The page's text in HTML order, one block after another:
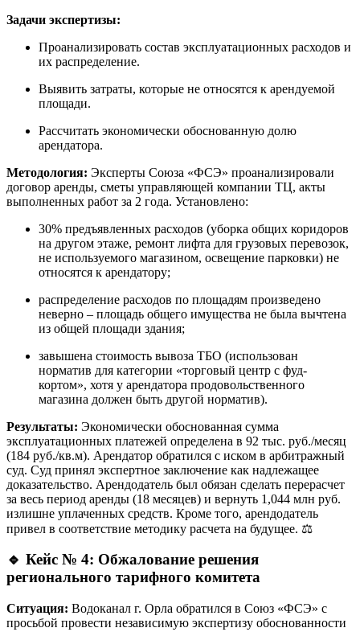
Задачи экспертизы:
Проанализировать состав эксплуатационных расходов и
их распределение.
Выявить затраты, которые не относятся к арендуемой
площади.
Рассчитать экономически обоснованную долю
арендатора.
Методология: Эксперты Союза «ФСЭ» проанализировали
договор аренды, сметы управляющей компании ТЦ, акты
выполненных работ за 2 года. Установлено:
30% предъявленных расходов (уборка общих коридоров
на другом этаже, ремонт лифта для грузовых перевозок,
не используемого магазином, освещение парковки) не
относятся к арендатору;
распределение расходов по площадям произведено
неверно – площадь общего имущества не была вычтена
из общей площади здания;
завышена стоимость вывоза ТБО (использован
норматив для категории «торговый центр с фуд-
кортом», хотя у арендатора продовольственного
магазина должен быть другой норматив).
Результаты: Экономически обоснованная сумма
эксплуатационных платежей определена в 92 тыс. руб./месяц
(184 руб./кв.м). Арендатор обратился с иском в арбитражный
суд. Суд принял экспертное заключение как надлежащее
доказательство. Арендодатель был обязан сделать перерасчет
за весь период аренды (18 месяцев) и вернуть 1,044 млн руб.
излишне уплаченных средств. Кроме того, арендодатель
привел в соответствие методику расчета на будущее. ⚖️
🔹 Кейс № 4: Обжалование решения
регионального тарифного комитета
Ситуация: Водоканал г. Орла обратился в Союз «ФСЭ» с
просьбой провести независимую экспертизу обоснованности